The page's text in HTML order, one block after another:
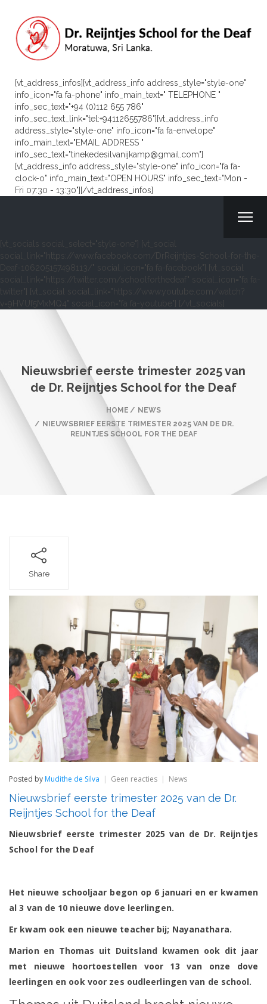
[vt_address_infos][vt_address_info address_style="style-one"
info_icon="fa fa-phone" info_main_text=" TELEPHONE "
info_sec_text="+94 (0)112 655 786"
info_sec_text_link="tel:+94112655786"][vt_address_info
address_style="style-one" info_icon="fa fa-envelope"
info_main_text="EMAIL ADDRESS "
info_sec_text="tinekedesilvanijkamp@gmail.com"]
[vt_address_info address_style="style-one" info_icon="fa fa-
clock-o" info_main_text="OPEN HOURS" info_sec_text="Mon -
Fri 07:30 - 13:30"][/vt_address_infos]
[vt_socials social_select="style-one"] [vt_social
social_link="https://www.facebook.com/DrReijntjes-School-for-the-
Deaf-106205157498113/" social_icon="fa fa-facebook"] [vt_social
social_link="https://twitter.com/schoolforthedeaf" social_icon="fa fa-
twitter"] [vt_social social_link="https://www.youtube.com/watch?
v=9HVUf5MxMQ4" social_icon="fa fa-youtube"] [/vt_socials]
Nieuwsbrief eerste trimester 2025 van
de Dr. Reijntjes School for the Deaf
HOME
NEWS
NIEUWSBRIEF EERSTE TRIMESTER 2025 VAN DE DR.
REIJNTJES SCHOOL FOR THE DEAF
Share
Posted by Mudithe de Silva Geen reactiesop
eerste
van
de
the
Deaf
News
Nieuwsbrief eerste trimester 2025 van de Dr.
Reijntjes School for the Deaf
Nieuwsbrief eerste trimester 2025 van de Dr. Reijntjes
School for the Deaf
Het nieuwe schooljaar begon op 6 januari en er kwamen
al 3 van de 10 nieuwe dove leerlingen.
Er kwam ook een nieuwe teacher bij; Nayanathara.
Marion en Thomas uit Duitsland kwamen ook dit jaar
met nieuwe hoortoestellen voor 13 van onze dove
leerlingen en ook voor zes oudleerlingen van de school.